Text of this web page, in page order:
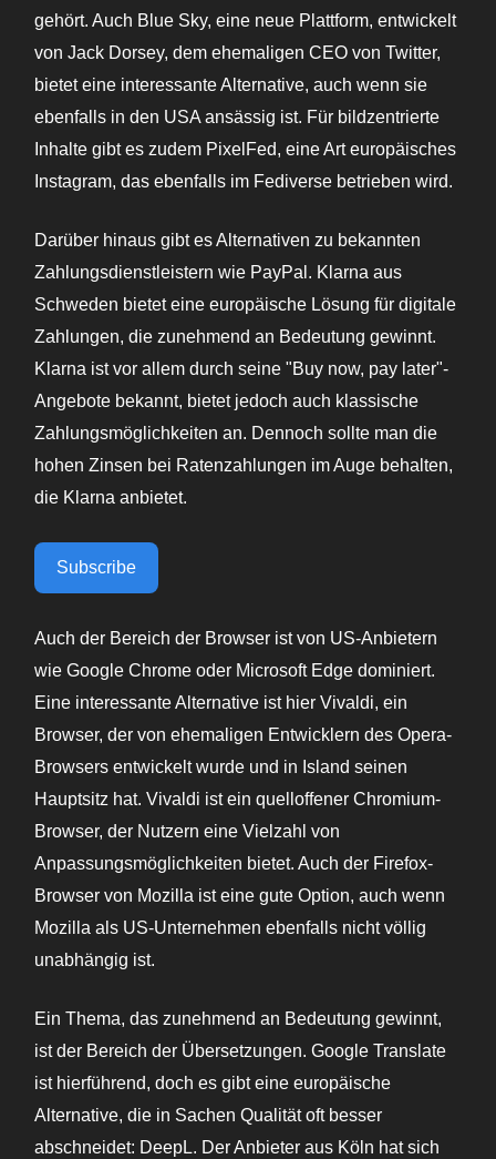
gehört. Auch Blue Sky, eine neue Plattform, entwickelt
von Jack Dorsey, dem ehemaligen CEO von Twitter,
bietet eine interessante Alternative, auch wenn sie
ebenfalls in den USA ansässig ist. Für bildzentrierte
Inhalte gibt es zudem PixelFed, eine Art europäisches
Instagram, das ebenfalls im Fediverse betrieben wird.
Darüber hinaus gibt es Alternativen zu bekannten
Zahlungsdienstleistern wie PayPal. Klarna aus
Schweden bietet eine europäische Lösung für digitale
Zahlungen, die zunehmend an Bedeutung gewinnt.
Klarna ist vor allem durch seine "Buy now, pay later"-
Angebote bekannt, bietet jedoch auch klassische
Zahlungsmöglichkeiten an. Dennoch sollte man die
hohen Zinsen bei Ratenzahlungen im Auge behalten,
die Klarna anbietet.
Subscribe
Auch der Bereich der Browser ist von US-Anbietern
wie Google Chrome oder Microsoft Edge dominiert.
Eine interessante Alternative ist hier Vivaldi, ein
Browser, der von ehemaligen Entwicklern des Opera-
Browsers entwickelt wurde und in Island seinen
Hauptsitz hat. Vivaldi ist ein quelloffener Chromium-
Browser, der Nutzern eine Vielzahl von
Anpassungsmöglichkeiten bietet. Auch der Firefox-
Browser von Mozilla ist eine gute Option, auch wenn
Mozilla als US-Unternehmen ebenfalls nicht völlig
unabhängig ist.
Ein Thema, das zunehmend an Bedeutung gewinnt,
ist der Bereich der Übersetzungen. Google Translate
ist hierführend, doch es gibt eine europäische
Alternative, die in Sachen Qualität oft besser
abschneidet: DeepL. Der Anbieter aus Köln hat sich